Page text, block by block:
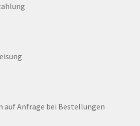
auf Anfrage bei Bestellungen